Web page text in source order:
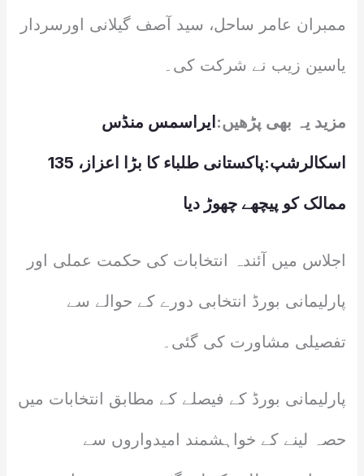
ممبران عامر ساحل، سید آصف گیلانی اورسردار
یاسین زیب نے شرکت کی۔
مزید یہ بھی پڑھیں: ایراسمس منڈس
اسکالرشپ:پاکستانی طلباء کا بڑا اعزاز، 135
ممالک کو پیچھے چھوڑ دیا
اجلاس میں آئندہ انتخابات کی حکمت عملی اور
پارلیمانی بورڈ انتخابی دورے کے حوالے سے
تفصیلی مشاورت کی گئی۔
پارلیمانی بورڈ کے فیصلے کے مطابق انتخابات میں
حصہ لینے کے خواہشمند امیدواروں سے